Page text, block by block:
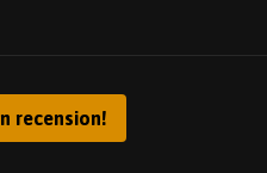
recension!